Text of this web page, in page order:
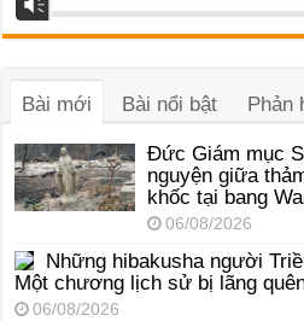
phát
Vm
Bài mới Bài nổi bật Phản
Đức Giám mục
nguyện giữa
khốc tại bang
06/08/2026
Những hibakusha người
Một chương lịch sử bị lãng
06/08/2026